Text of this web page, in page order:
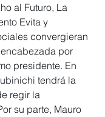
al Futuro, La
Evita y
convergieran
por
presidente. En
tendrá la
regir la
su parte, Mauro